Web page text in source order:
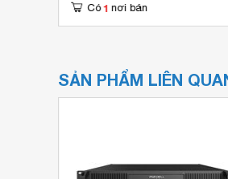
Có 1 nơi bán
SẢN PHẨM LIÊN